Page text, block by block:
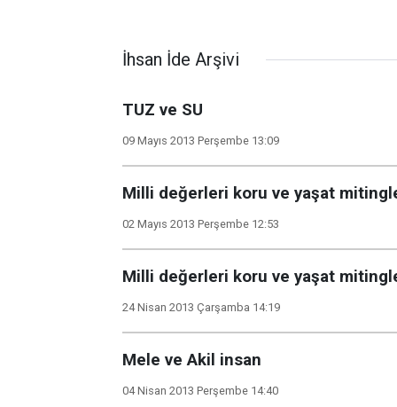
İhsan İde Arşivi
TUZ ve SU
09 Mayıs 2013 Perşembe 13:09
Milli değerleri koru ve yaşat
02 Mayıs 2013 Perşembe 12:53
Milli değerleri koru ve yaşat
24 Nisan 2013 Çarşamba 14:19
Mele ve Akil insan
04 Nisan 2013 Perşembe 14:40